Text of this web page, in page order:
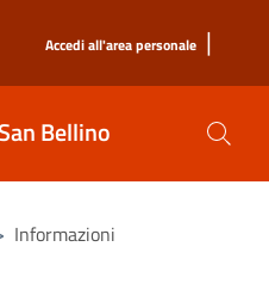
Accedi all'area personale |
Bellino
Informazioni